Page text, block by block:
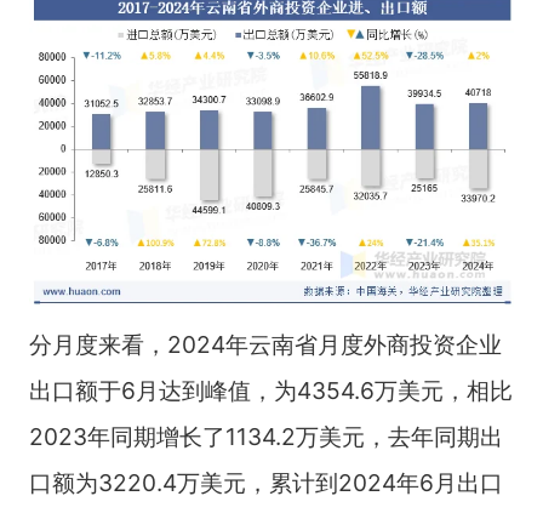
分月度来看，2024年云南省月度外商投资企业
出口额于6月达到峰值，为4354.6万美元，相比
2023年同期增长了1134.2万美元，去年同期出
口额为3220.4万美元，累计到2024年6月出口